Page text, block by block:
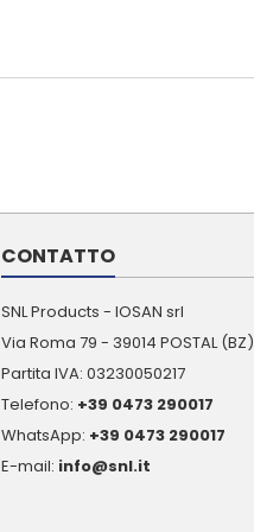
CONTATTO
SNL Products - IOSAN srl
Via Roma 79 - 39014 POSTAL (BZ)
Partita IVA: 03230050217
Telefono: +39 0473 290017
WhatsApp: +39 0473 290017
E-mail: info@snl.it